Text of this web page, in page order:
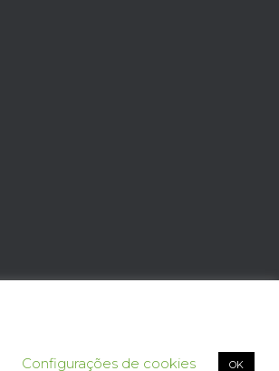
Hestia | Criado com
Configurações de cookies OK